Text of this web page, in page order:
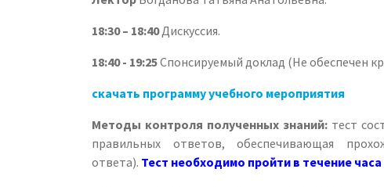
18:30 – 18:40Дискуссия.
18:40 - 19:25Спонсируемый доклад (Не обеспечен
скачать программу учебного мероприятия
Методы контроля полученных знаний:тест
правильных ответов, обеспечивающая
ответа). Тест необходимо пройти в течение